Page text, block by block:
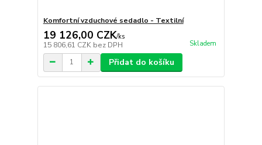
Komfortní vzduchové sedadlo - Textilní
19 126,00 CZK/ks
15 806,61 CZK bez DPH Skladem
Přidat do košíku